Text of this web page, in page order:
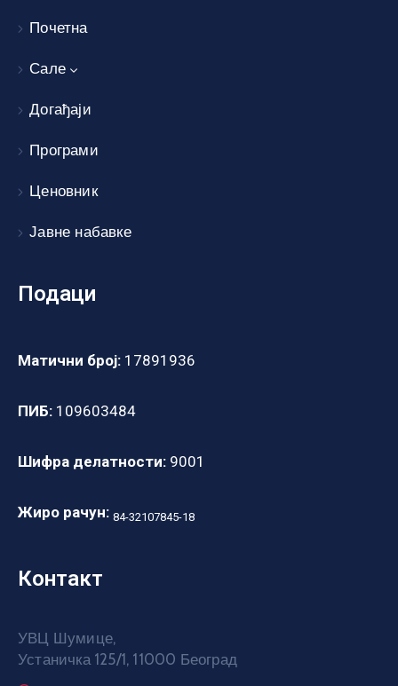
Почетна
Сале
Догађаји
Програми
Ценовник
Јавне набавке
Подаци
Матични број: 17891936
ПИБ: 109603484
Шифра делатности: 9001
Жиро рачун: 84-32107845-18
Контакт
УВЦ Шумице,
Устаничка 125/1, 11000 Београд